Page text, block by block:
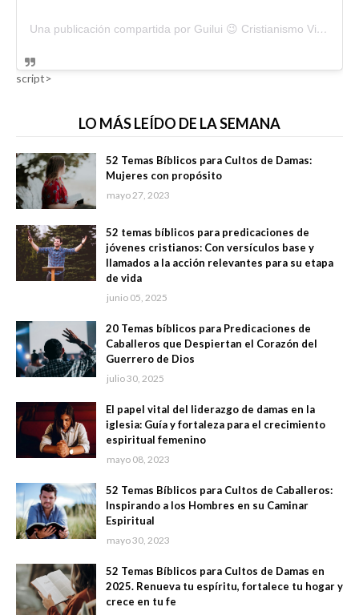
Una publicación compartida por Guilui 😉 Cristianismo Viral (@guiluiviral)
script>
LO MÁS LEÍDO DE LA SEMANA
52 Temas Bíblicos para Cultos de Damas:
Mujeres con propósito
mayo 27, 2023
52 temas bíblicos para predicaciones de
jóvenes cristianos: Con versículos base y
llamados a la acción relevantes para su etapa
de vida
junio 05, 2025
20 Temas bíblicos para Predicaciones de
Caballeros que Despiertan el Corazón del
Guerrero de Dios
julio 30, 2025
El papel vital del liderazgo de damas en la
iglesia: Guía y fortaleza para el crecimiento
espiritual femenino
mayo 08, 2023
52 Temas Bíblicos para Cultos de Caballeros:
Inspirando a los Hombres en su Caminar
Espiritual
mayo 30, 2023
52 Temas Bíblicos para Cultos de Damas en
2025. Renueva tu espíritu, fortalece tu hogar y
crece en tu fe